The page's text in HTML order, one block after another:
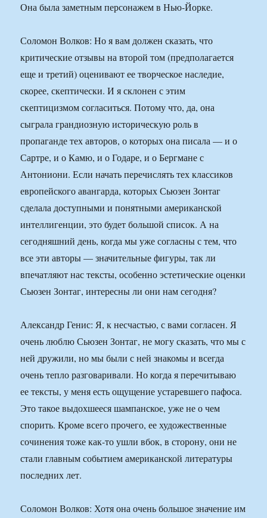
Она была заметным персонажем в Нью-Йорке.
Соломон Волков: Но я вам должен сказать, что
критические отзывы на второй том (предполагается
еще и третий) оценивают ее творческое наследие,
скорее, скептически. И я склонен с этим
скептицизмом согласиться. Потому что, да, она
сыграла грандиозную историческую роль в
пропаганде тех авторов, о которых она писала — и о
Сартре, и о Камю, и о Годаре, и о Бергмане с
Антониони. Если начать перечислять тех классиков
европейского авангарда, которых Сьюзен Зонтаг
сделала доступными и понятными американской
интеллигенции, это будет большой список. А на
сегодняшний день, когда мы уже согласны с тем, что
все эти авторы — значительные фигуры, так ли
впечатляют нас тексты, особенно эстетические оценки
Сьюзен Зонтаг, интересны ли они нам сегодня?
Александр Генис: Я, к несчастью, с вами согласен. Я
очень люблю Сьюзен Зонтаг, не могу сказать, что мы с
ней дружили, но мы были с ней знакомы и всегда
очень тепло разговаривали. Но когда я перечитываю
ее тексты, у меня есть ощущение устаревшего пафоса.
Это такое выдохшееся шампанское, уже не о чем
спорить. Кроме всего прочего, ее художественные
сочинения тоже как-то ушли вбок, в сторону, они не
стали главным событием американской литературы
последних лет.
Соломон Волков: Хотя она очень большое значение им